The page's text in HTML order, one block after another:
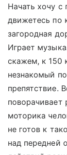
Начать хочу с
движетесь по
загородная
Играет
скажем, к 150
незнакомый
препятствие.
поворачивает
моторика
не готов к
над передней